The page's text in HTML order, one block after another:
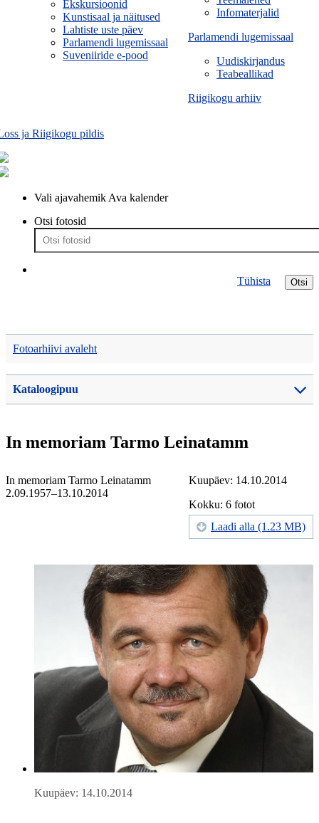
Infomaterjalid
Parlamendi lugemissaal
Uudiskirjandus
Teabeallikad
Riigikogu arhiiv
Ekskursioonid
Kunstisaal ja näitused
Lahtiste uste päev
Parlamendi lugemissaal
Suveniiride e-pood
ja Riigikogu pildis
Vali ajavahemik Ava kalender
Otsi fotosid
Otsi
Tühista
Fotoarhiivi avaleht
Kataloogipuu
In memoriam Tarmo Leinatamm
Kuupäev: 14.10.2014
Kokku: 6 fotot
Laadi alla (1.23 MB)
In memoriam Tarmo Leinatamm
2.09.1957–13.10.2014
Kuupäev: 14.10.2014